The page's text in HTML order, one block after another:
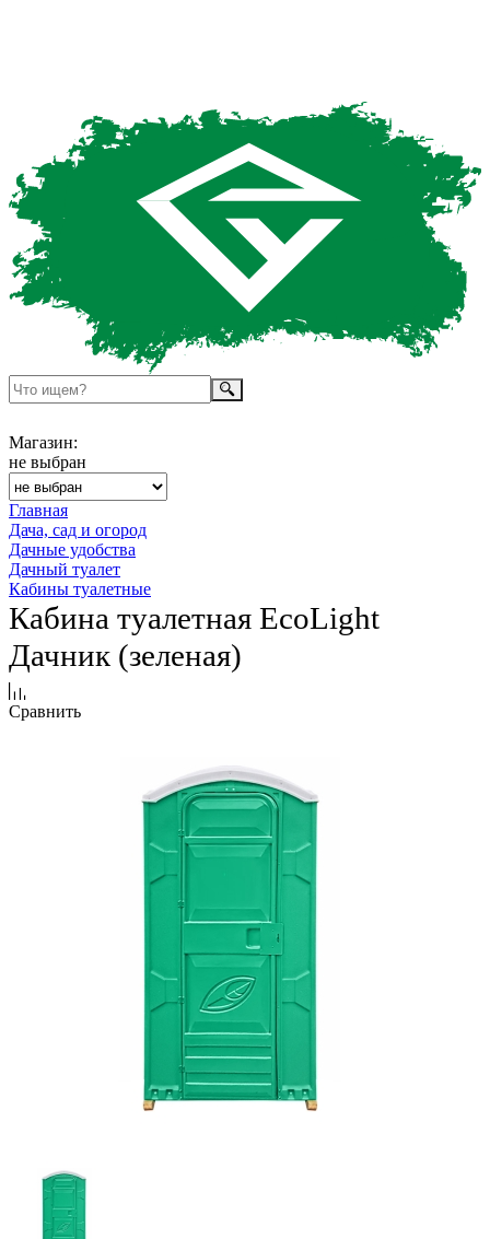
Магазин:
не выбран
Главная
Дача, сад и огород
Дачные удобства
Дачный туалет
Кабины туалетные
Кабина туалетная EcoLight
Дачник (зеленая)
Сравнить